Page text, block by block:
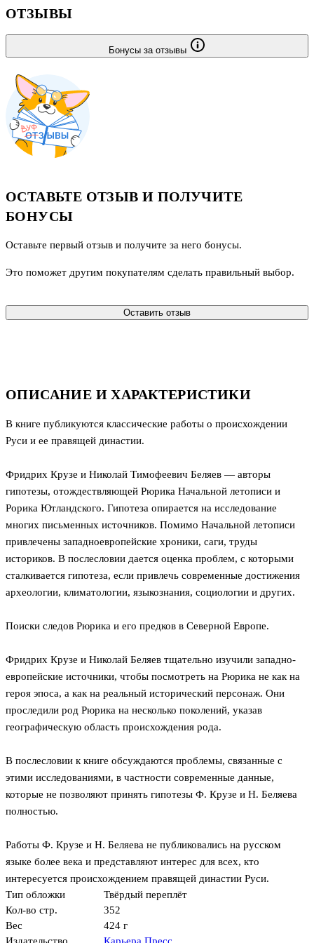
ОПИСАНИЕ И ХАРАКТЕРИСТИКИ
В книге публикуются классические работы о происхождении
Руси и ее правящей династии.
Фридрих Крузе и Николай Тимофеевич Беляев — авторы
гипотезы, отождествляющей Рюрика Начальной летописи и
Рорика Ютландского. Гипотеза опирается на исследование
многих письменных источников. Помимо Начальной летописи
привлечены западноевропейские хроники, саги, труды
историков. В послесловии дается оценка проблем, с которыми
сталкивается гипотеза, если привлечь современные достижения
археологии, климатологии, языкознания, социологии и других.
Поиски следов Рюрика и его предков в Северной Европе.
Фридрих Крузе и Николай Беляев тщательно изучили западно-
европейские источники, чтобы посмотреть на Рюрика не как на
героя эпоса, а как на реальный исторический персонаж. Они
проследили род Рюрика на несколько поколений, указав
географическую область происхождения рода.
В послесловии к книге обсуждаются проблемы, связанные с
этими исследованиями, в частности современные данные,
которые не позволяют принять гипотезы Ф. Крузе и Н. Беляева
полностью.
Работы Ф. Крузе и Н. Беляева не публиковались на русском
языке более века и представляют интерес для всех, кто
интересуется происхождением правящей династии Руси.
Тип обложки
Твёрдый переплёт
Кол-во стр.
352
Вес
424 г
ОТЗЫВЫ
Бонусы за отзывы
ОСТАВЬТЕ ОТЗЫВ И ПОЛУЧИТЕ
БОНУСЫ
Оставьте первый отзыв и получите за него бонусы.
Это поможет другим покупателям сделать правильный выбор.
Оставить отзыв